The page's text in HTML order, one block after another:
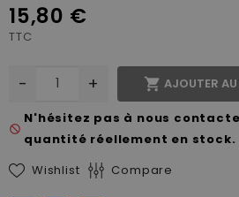
15,80 €
TTC
- +  AJOUTER
not_interested
N'hésitez pas à nous
quantité réellement en stock.
Wishlist
Compare